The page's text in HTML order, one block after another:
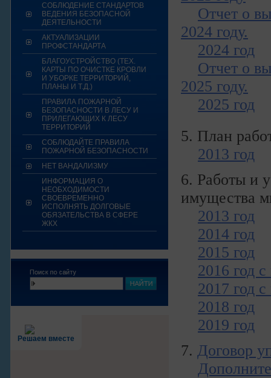
СОБЛЮДЕНИЕ СТАНДАРТОВ
ВЕДЕНИЯ БЕЗОПАСНОЙ
ДЕЯТЕЛЬНОСТИ
АКТУАЛИЗАЦИИ
ПРОФСТАНДАРТА
БЛАГОУСТРОЙСТВО (ТЕХ.
КАРТЫ ПО ОЧИСТКЕ КРОВЛИ
И УБОРКЕ ТЕРРИТОРИЙ,
ПЛАНЫ И Т.Д.)
ПРАВИЛА ПОЖАРНОЙ
БЕЗОПАСНОСТИ В ЛЕСУ И
ПРИЛЕГАЮЩИХ К ЛЕСУ
ТЕРРИТОРИЙ
СОБЛЮДАЙТЕ ПРАВИЛА
ПОЖАРНОЙ БЕЗОПАСНОСТИ
НЕТ ВАНДАЛИЗМУ
ИНФОРМАЦИЯ О
НЕОБХОДИМОСТИ
СВОЕВРЕМЕННО
ИСПОЛНЯТЬ ДОЛГОВЫЕ
ОБЯЗАТЕЛЬСТВА В СФЕРЕ
ЖКХ
Решаем вместе
Отчет о
2024 году.
2024 год
Отчет о
2025 году.
2025 год
5. План
2013 год
6. Работы и
имущества
2013 год
2014 год
2015 год
2016 год
2017 год
2018 год
2019 год
7. Договор